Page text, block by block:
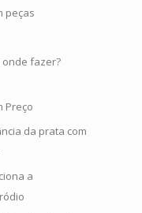
peças
fazer?
Preço
da prata com
a